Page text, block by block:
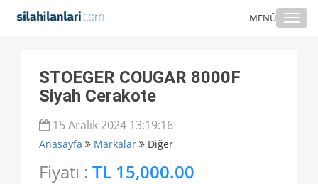
MENÜ
STOEGER COUGAR 8000F
Siyah Cerakote
15 Aralık 2024 13:19:16
Anasayfa Markalar Diğer
Fiyatı : TL 15,000.00